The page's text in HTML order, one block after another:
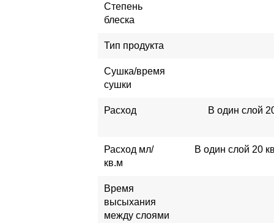
Степень
блеска
Тип продукта
Сушка/время
сушки
Расход
В один слой
Расход мл/
кв.м
В один слой 20
Время
высыхания
между слоями